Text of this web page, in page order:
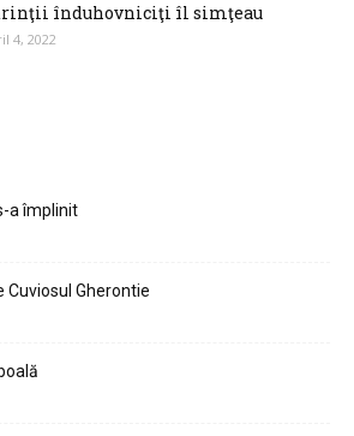
înduhovniciţi îl simţeau
4, 2022
a împlinit
Cuviosul Gherontie